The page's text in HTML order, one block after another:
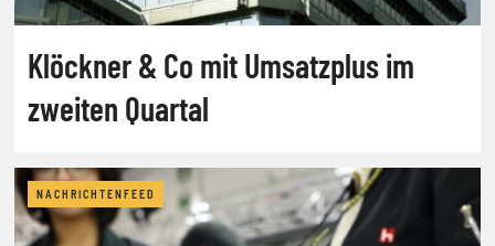
Klöckner & Co mit Umsatzplus im
zweiten Quartal
NACHRICHTENFEED